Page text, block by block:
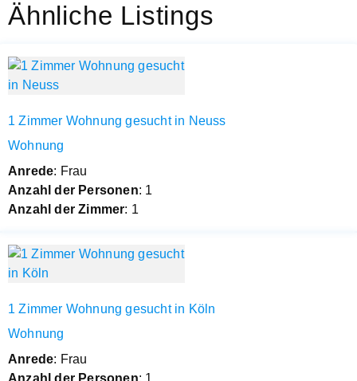
Ähnliche Listings
1 Zimmer Wohnung gesucht in Neuss
Wohnung
Anrede: Frau
Anzahl der Personen: 1
Anzahl der Zimmer: 1
1 Zimmer Wohnung gesucht in Köln
Wohnung
Anrede: Frau